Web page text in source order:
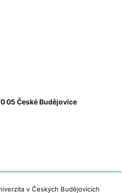
05 České Budějovice
v Českých Budějovicích